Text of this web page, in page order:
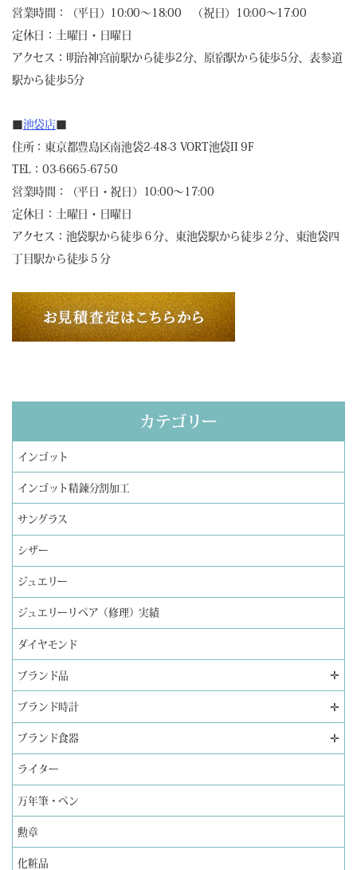
営業時間：（平日）10:00～18:00 （祝日）10:00～17:00
定休日：土曜日・日曜日
アクセス：明治神宮前駅から徒歩2分、原宿駅から徒歩5分、表参道
駅から徒歩5分
池袋店
住所：東京都豊島区南池袋2-48-3 VORT池袋II 9F
TEL：03-6665-6750
営業時間：（平日・祝日）10:00～17:00
定休日：土曜日・日曜日
アクセス：池袋駅から徒歩６分、東池袋駅から徒歩２分、東池袋四
丁目駅から徒歩５分
カテゴリー
インゴット
インゴット精錬分割加工
サングラス
シザー
ジュエリー
ジュエリーリペア（修理）実績
ダイヤモンド
ブランド品 ✛
ブランド時計 ✛
ブランド食器 ✛
ライター
万年筆・ペン
勲章
化粧品